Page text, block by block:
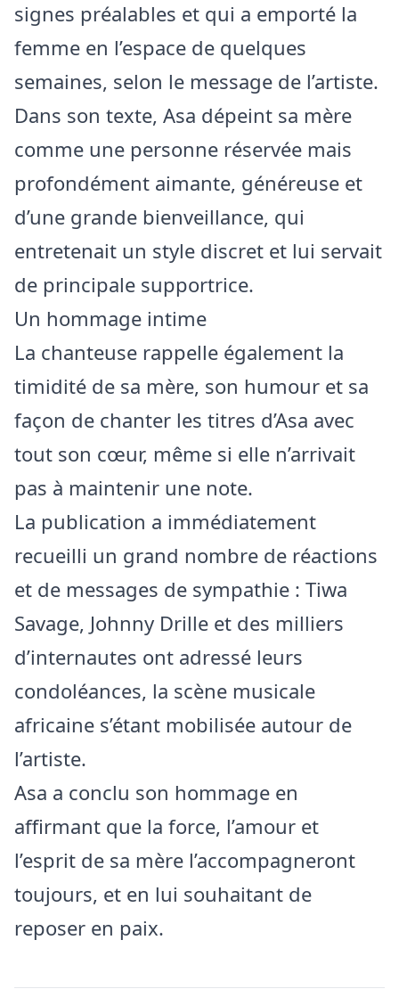
signes préalables et qui a emporté la
femme en l’espace de quelques
semaines, selon le message de l’artiste.
Dans son texte, Asa dépeint sa mère
comme une personne réservée mais
profondément aimante, généreuse et
d’une grande bienveillance, qui
entretenait un style discret et lui servait
de principale supportrice.
Un hommage intime
La chanteuse rappelle également la
timidité de sa mère, son humour et sa
façon de chanter les titres d’Asa avec
tout son cœur, même si elle n’arrivait
pas à maintenir une note.
La publication a immédiatement
recueilli un grand nombre de réactions
et de messages de sympathie : Tiwa
Savage, Johnny Drille et des milliers
d’internautes ont adressé leurs
condoléances, la scène musicale
africaine s’étant mobilisée autour de
l’artiste.
Asa a conclu son hommage en
affirmant que la force, l’amour et
l’esprit de sa mère l’accompagneront
toujours, et en lui souhaitant de
reposer en paix.